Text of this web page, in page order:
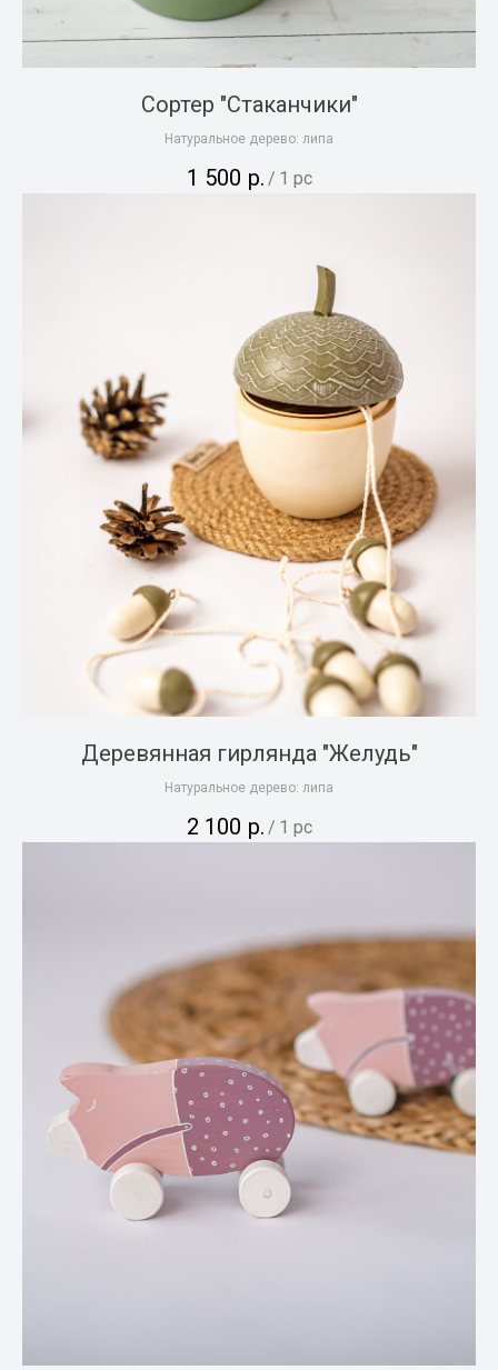
Сортер "Стаканчики"
Натуральное дерево: липа
1 500 р. / 1 pc
Деревянная гирлянда "Желудь"
Натуральное дерево: липа
2 100 р. / 1 pc